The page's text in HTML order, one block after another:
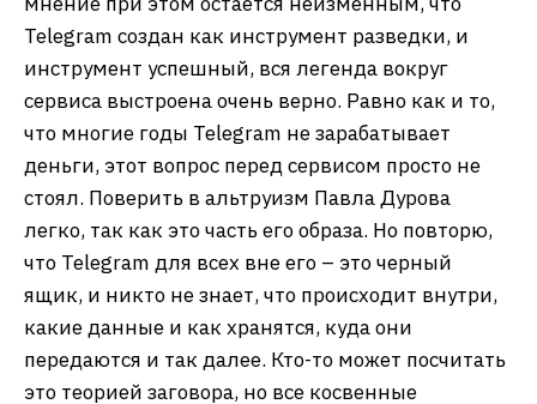
Telegram создан как инструмент разведки, и
инструмент успешный, вся легенда вокруг
сервиса выстроена очень верно. Равно как и то,
что многие годы Telegram не зарабатывает
деньги, этот вопрос перед сервисом просто не
стоял. Поверить в альтруизм Павла Дурова
легко, так как это часть его образа. Но повторю,
что Telegram для всех вне его – это черный
ящик, и никто не знает, что происходит внутри,
какие данные и как хранятся, куда они
передаются и так далее. Кто-то может посчитать
это теорией заговора, но все косвенные